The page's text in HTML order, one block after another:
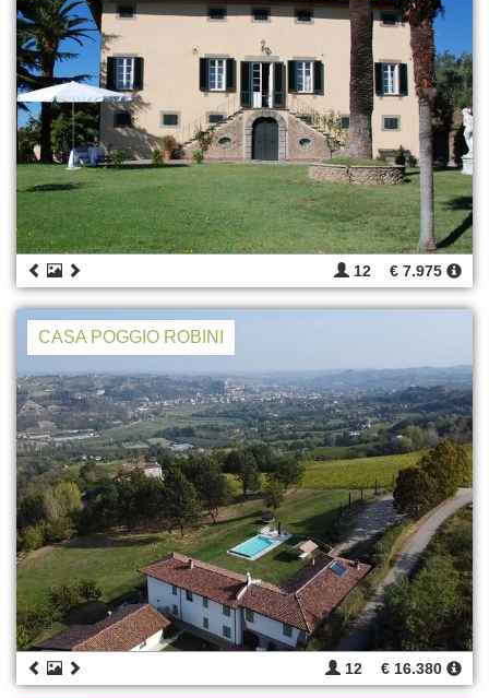
12 € 7.975
CASA POGGIO ROBINI
12 € 16.380